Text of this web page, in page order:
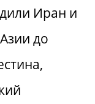
Иран и
до